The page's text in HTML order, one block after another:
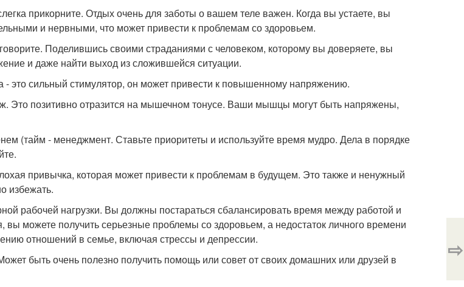
прикорните. Отдых очень для заботы о вашем теле важен. Когда вы устаете, вы
и нервными, что может привести к проблемам со здоровьем.
Поделившись своими страданиями с человеком, которому вы доверяете, вы
и даже найти выход из сложившейся ситуации.
- это сильный стимулятор, он может привести к повышенному напряжению.
Это позитивно отразится на мышечном тонусе. Ваши мышцы могут быть напряжены,
(тайм - менеджмент. Ставьте приоритеты и используйте время мудро. Дела в порядке
привычка, которая может привести к проблемам в будущем. Это также и ненужный
избежать.
рабочей нагрузки. Вы должны постараться сбалансировать время между работой и
можете получить серьезные проблемы со здоровьем, а недостаток личного времени
отношений в семье, включая стрессы и депрессии.
быть очень полезно получить помощь или совет от своих домашних или друзей в
⇨